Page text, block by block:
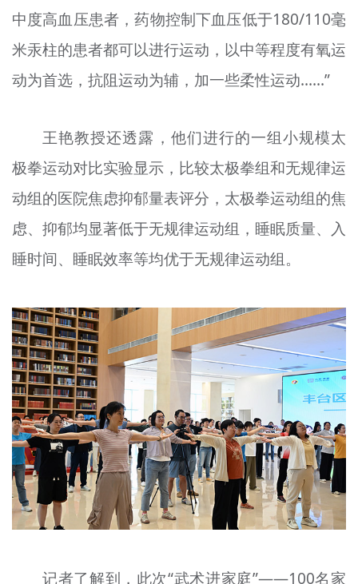
中度高血压患者，药物控制下血压低于180/110毫
米汞柱的患者都可以进行运动，以中等程度有氧运
动为首选，抗阻运动为辅，加一些柔性运动……”
王艳教授还透露，他们进行的一组小规模太
极拳运动对比实验显示，比较太极拳组和无规律运
动组的医院焦虑抑郁量表评分，太极拳运动组的焦
虑、抑郁均显著低于无规律运动组，睡眠质量、入
睡时间、睡眠效率等均优于无规律运动组。
记者了解到，此次“武术进家庭”——100名家